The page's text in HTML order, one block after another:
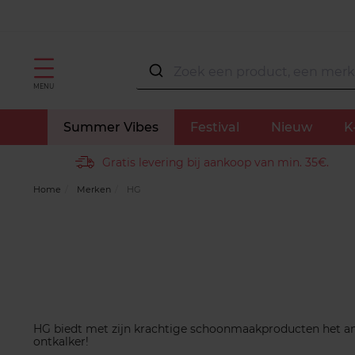
MENU
Summer Vibes Festival Nieuw
Gratis levering bij aankoop van min. 35€.
Home Merken HG
HG biedt met zijn krachtige schoonmaakproducten het
ontkalker!